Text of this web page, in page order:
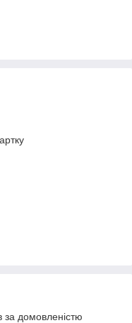
за домовленістю